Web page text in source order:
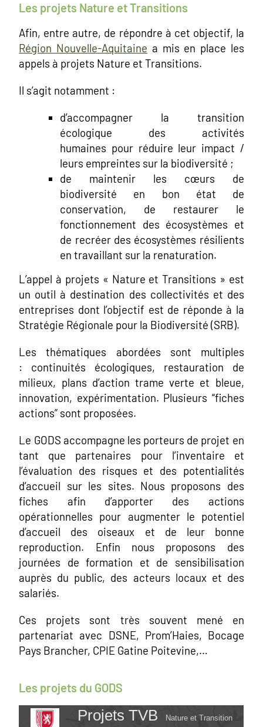
Les projets Nature et Transitions
Afin, entre autre, de répondre à cet objectif, la
Région Nouvelle-Aquitaine a mis en place les
appels à projets Nature et Transitions.
Il s’agit notamment :
d’accompagner la transition
écologique des activités
humaines pour réduire leur impact /
leurs empreintes sur la biodiversité ;
de maintenir les cœurs de
biodiversité en bon état de
conservation, de restaurer le
fonctionnement des écosystèmes et
de recréer des écosystèmes résilients
en travaillant sur la renaturation.
L’appel à projets « Nature et Transitions » est
un outil à destination des collectivités et des
entreprises dont l’objectif est de réponde à la
Stratégie Régionale pour la Biodiversité (SRB).
Les thématiques abordées sont multiples
: continuités écologiques, restauration de
milieux, plans d’action trame verte et bleue,
innovation, expérimentation. Plusieurs “fiches
actions” sont proposées.
Le GODS accompagne les porteurs de projet en
tant que partenaires pour l’inventaire et
l’évaluation des risques et des potentialités
d’accueil sur les sites. Nous proposons des
fiches afin d’apporter des actions
opérationnelles pour augmenter le potentiel
d’accueil des oiseaux et de leur bonne
reproduction. Enfin nous proposons des
journées de formation et de sensibilisation
auprès du public, des acteurs locaux et des
salariés.
Ces projets sont très souvent mené en
partenariat avec DSNE, Prom’Haies, Bocage
Pays Brancher, CPIE Gatine Poitevine,…
Les projets du GODS